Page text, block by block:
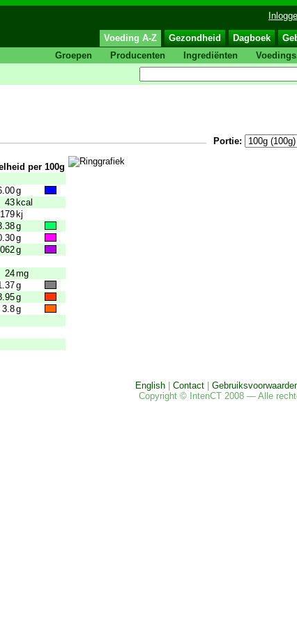
Voeding A-Z Gezondheid Dagboek
Groepen
Producenten Ingrediënten
Portie:
per 100g
g
43 kcal
179 kj
g
g
g
24mg
g
g
3.8g
English Contact
Copyright © IntenCT 2008 — Alle